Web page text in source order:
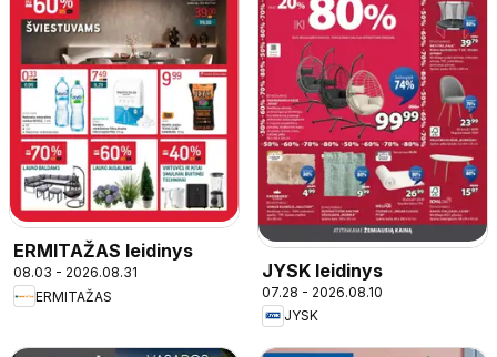
ERMITAŽAS leidinys
08.03 - 2026.08.31
ERMITAŽAS
JYSK leidinys
07.28 - 2026.08.10
JYSK